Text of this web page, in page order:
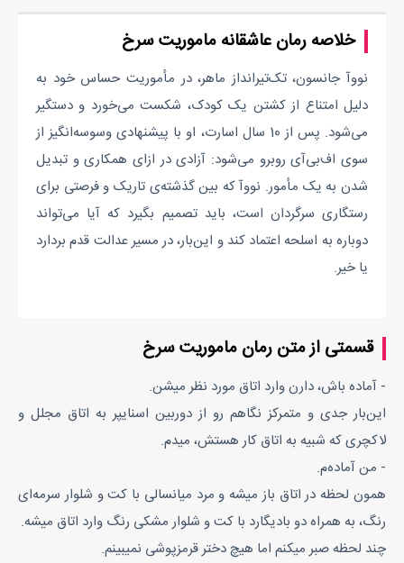
خلاصه رمان عاشقانه ماموریت سرخ
نووآ جانسون، تک‌تیرانداز ماهر، در مأموریت حساس خود به
دلیل امتناع از کشتن یک کودک، شکست می‌خورد و دستگیر
می‌شود. پس از 10 سال اسارت، او با پیشنهادی وسوسه‌انگیز از
سوی اف‌بی‌آی روبرو می‌شود: آزادی در ازای همکاری و تبدیل
شدن به یک مأمور. نووآ که بین گذشته‌ی تاریک و فرصتی برای
رستگاری سرگردان است، باید تصمیم بگیرد که آیا می‌تواند
دوباره به اسلحه اعتماد کند و این‌بار، در مسیر عدالت قدم بردارد
یا خیر.
قسمتی از متن رمان ماموریت سرخ
- آماده باش، دارن وارد اتاق مورد نظر میشن.
این‌بار جدی و متمرکز نگاهم رو از دوربین اسنایپر به اتاق مجلل و
لاکچری که شبیه به اتاق کار هستش، میدم.
- من آماده‌م.
همون لحظه در اتاق باز میشه و مرد میانسالی با کت و شلوار سرمه‌ای
رنگ، به همراه دو بادیگارد با کت و شلوار مشکی رنگ وارد اتاق میشه.
چند لحظه صبر میکنم اما هیچ دختر قرمزپوشی نمیبینم.